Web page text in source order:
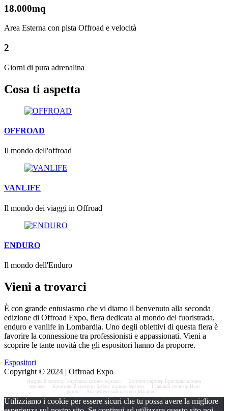
18.000mq
Area Esterna con pista Offroad e velocità
2
Giorni di pura adrenalina
Cosa ti aspetta
OFFROAD
Il mondo dell'offroad
VANLIFE
Il mondo dei viaggi in Offroad
ENDURO
Il mondo dell'Enduro
Vieni a trovarci
È con grande entusiasmo che vi diamo il benvenuto alla seconda
edizione di Offroad Expo, fiera dedicata al mondo del fuoristrada,
enduro e vanlife in Lombardia. Uno degli obiettivi di questa fiera è
favorire la connessione tra professionisti e appassionati. Vieni a
scoprire le tante novità che gli espositori hanno da proporre.
Espositori
Copyright © 2024 | Offroad Expo
Якорный спонсор Клубника казино зеркало Контент-партнер Брилликс казино
зеркало
Бронзовый спонсор Бабосс казино зеркало Главный спонсор Нью
ретро
Аналитический партнер Малина
Utilizziamo i cookie per essere sicuri che tu possa avere la migliore